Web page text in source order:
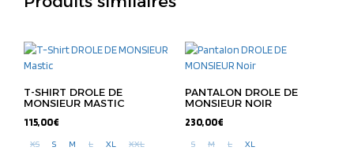
T-SHIRT DROLE DE
MONSIEUR MASTIC
115,00€
XS
S M L XL XXL
PANTALON DROLE DE
MONSIEUR NOIR
230,00€
S
M L XL